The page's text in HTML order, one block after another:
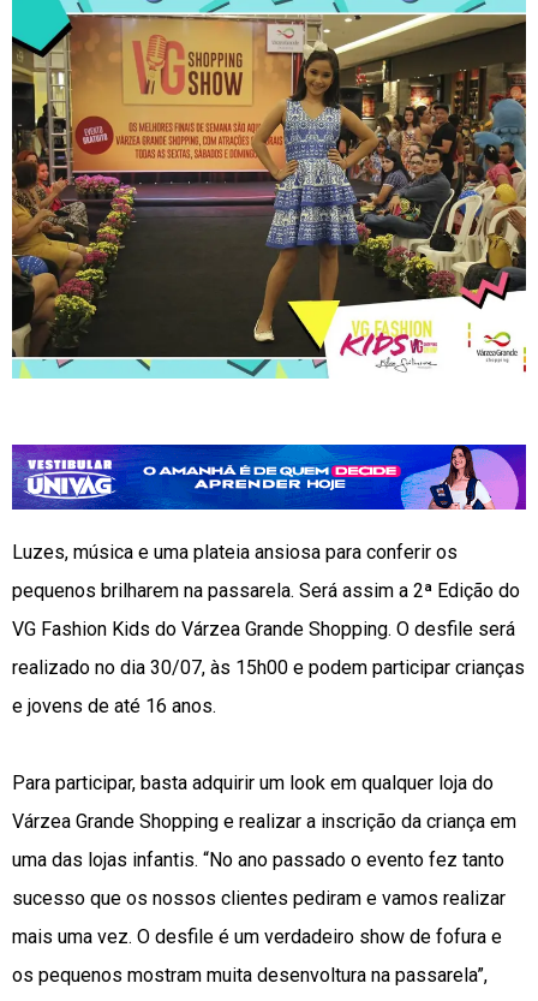
Luzes, música e uma plateia ansiosa para conferir os
pequenos brilharem na passarela. Será assim a 2ª Edição do
VG Fashion Kids do Várzea Grande Shopping. O desfile será
realizado no dia 30/07, às 15h00 e podem participar crianças
e jovens de até 16 anos.
Para participar, basta adquirir um look em qualquer loja do
Várzea Grande Shopping e realizar a inscrição da criança em
uma das lojas infantis. “No ano passado o evento fez tanto
sucesso que os nossos clientes pediram e vamos realizar
mais uma vez. O desfile é um verdadeiro show de fofura e
os pequenos mostram muita desenvoltura na passarela”,